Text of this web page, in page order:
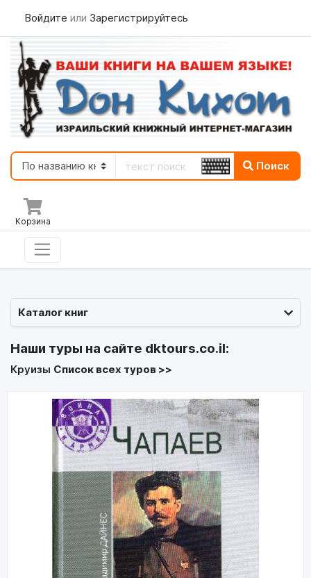
Войдите или Зарегистрируйтесь
Поиск
Корзина
Каталог книг
Наши туры на сайте dktours.co.il:
Круизы Список всех туров >>